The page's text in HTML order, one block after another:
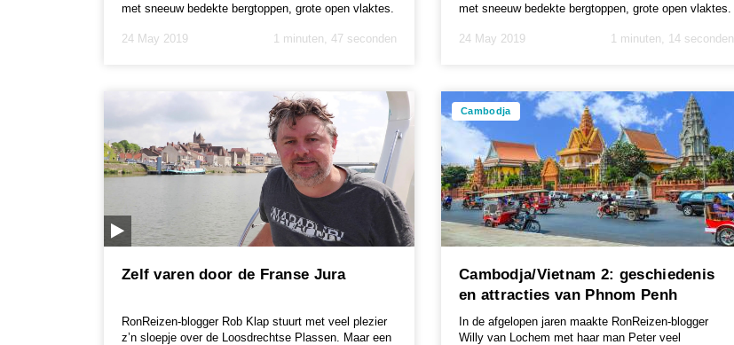
met sneeuw bedekte bergtoppen, grote open vlaktes.
24 May 2019
1 minuten, 47 seconden
met sneeuw bedekte bergtoppen, grote open vlaktes.
24 May 2019
1 minuten, 14 seconden
Zelf varen door de Franse Jura
RonReizen-blogger Rob Klap stuurt met veel plezier
z’n sloepje over de Loosdrechtse Plassen. Maar een
Cambodja
Cambodja/Vietnam 2: geschiedenis
en attracties van Phnom Penh
In de afgelopen jaren maakte RonReizen-blogger
Willy van Lochem met haar man Peter veel